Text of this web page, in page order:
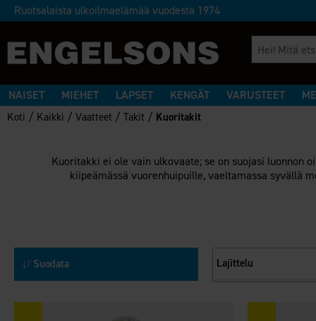
Ruotsalaista ulkoilmaelämää vuodesta 1974
NAISET MIEHET LAPSET KENGÄT VARUSTEET
Koti / Kaikki /Vaatteet /Takit / Kuoritakit
Kuoritakki ei ole vain ulkovaate; se on suojasi luonnon
kiipeämässä vuorenhuipuille, vaeltamassa syvällä
Suodata Lajittelu